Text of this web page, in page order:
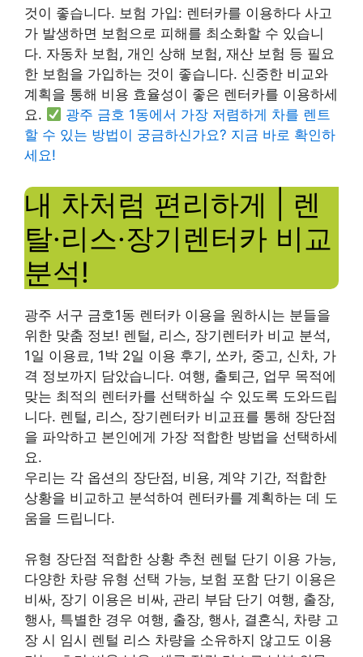
것이 좋습니다. 보험 가입: 렌터카를 이용하다 사고
가 발생하면 보험으로 피해를 최소화할 수 있습니
다. 자동차 보험, 개인 상해 보험, 재산 보험 등 필요
한 보험을 가입하는 것이 좋습니다. 신중한 비교와
계획을 통해 비용 효율성이 좋은 렌터카를 이용하세
요.
광주 금호 1동에서 가장 저렴하게 차를 렌트
할 수 있는 방법이 궁금하신가요? 지금 바로 확인하
세요!
내 차처럼 편리하게 | 렌
탈·리스·장기렌터카 비교
분석!
광주 서구 금호1동 렌터카 이용을 원하시는 분들을
위한 맞춤 정보! 렌털, 리스, 장기렌터카 비교 분석,
1일 이용료, 1박 2일 이용 후기, 쏘카, 중고, 신차, 가
격 정보까지 담았습니다. 여행, 출퇴근, 업무 목적에
맞는 최적의 렌터카를 선택하실 수 있도록 도와드립
니다. 렌털, 리스, 장기렌터카 비교표를 통해 장단점
을 파악하고 본인에게 가장 적합한 방법을 선택하세
요.
우리는 각 옵션의 장단점, 비용, 계약 기간, 적합한
상황을 비교하고 분석하여 렌터카를 계획하는 데 도
움을 드립니다.
유형 장단점 적합한 상황 추천 렌털 단기 이용 가능,
다양한 차량 유형 선택 가능, 보험 포함 단기 이용은
비싸, 장기 이용은 비싸, 관리 부담 단기 여행, 출장,
행사, 특별한 경우 여행, 출장, 행사, 결혼식, 차량 고
장 시 임시 렌털 리스 차량을 소유하지 않고도 이용